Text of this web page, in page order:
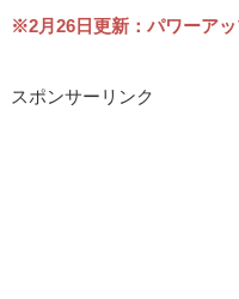
※2月26日更新：パワーア
スポンサーリンク